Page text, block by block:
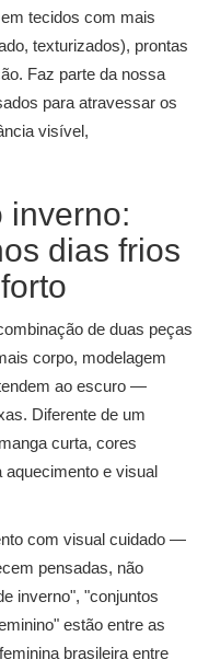
tecidos com mais
texturizados), prontas
Faz parte da nossa
para atravessar os
visível,
inverno:
dias frios
de duas peças
corpo, modelagem
ao escuro —
Diferente de um
curta, cores
aquecimento e visual
com visual cuidado —
pensadas, não
inverno", "conjuntos
estão entre as
brasileira entre